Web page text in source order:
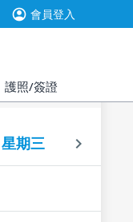
account_circle 會員登入
護照/簽證